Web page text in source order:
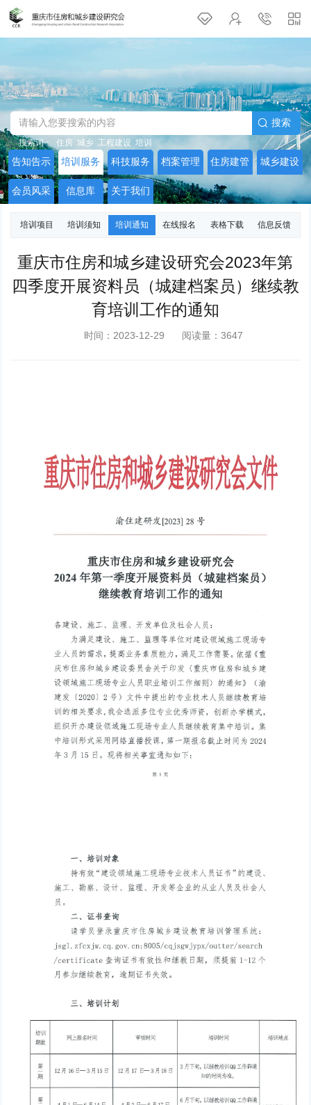
搜索
搜索词： 住房 城乡 工程建设 培训
告知告示 培训服务 科技服务 档案管理 住房建管 城乡建设
会员风采 信息库 关于我们
培训项目 培训须知 培训通知 在线报名 表格下载 信息反馈
重庆市住房和城乡建设研究会2023年第
四季度开展资料员（城建档案员）继续教
育培训工作的通知
时间：2023-12-29 阅读量：3647